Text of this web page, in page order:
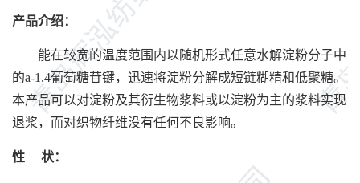
产品介绍：
能在较宽的温度范围内以随机形式任意水解淀粉分子中
的a-1.4葡萄糖苷键，迅速将淀粉分解成短链糊精和低聚糖。
本产品可以对淀粉及其衍生物浆料或以淀粉为主的浆料实现
退浆，而对织物纤维没有任何不良影响。
性 状：